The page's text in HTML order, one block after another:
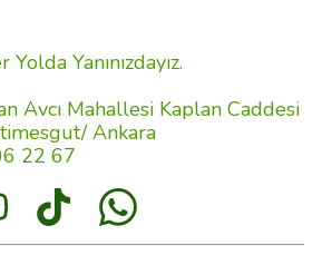
Yanınızdayız.
Avcı Mahallesi Kaplan Caddesi
Ankara
22 67